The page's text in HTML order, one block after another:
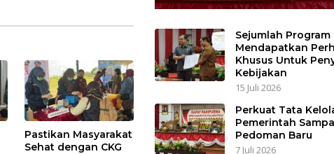
Pastikan Masyarakat
Sehat dengan CKG
Sejumlah Program
Mendapatkan
Khusus Untuk
Kebijakan
15 Juli 2026
Perkuat Tata
Pemerintah
Pedoman Baru
7 Juli 2026